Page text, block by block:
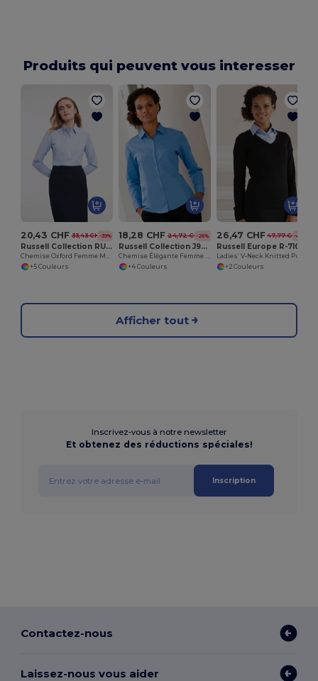
Produits qui peuvent vous interesser
20,43 CHF 33,43 CHF-39%
Russell Collection RU932F
Chemise Oxford Femme Manches Longues
+5 Couleurs
18,28 CHF 24,72 CHF-26%
Russell Collection J934F
Chemise Élégante Femme en Popeline Facile d'Entretien
+4 Couleurs
26,47 CHF 47,77 CHF-45%
+2 Couleurs
Afficher tout
Inscrivez-vous à notre newsletter
Et obtenez des réductions spéciales!
Inscription
Contactez-nous
Laissez-nous vous aider